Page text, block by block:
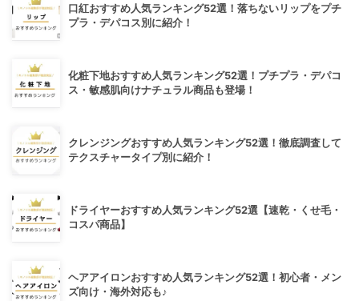
口紅おすすめ人気ランキング52選！落ちないリップをプチ
プラ・デパコス別に紹介！
化粧下地おすすめ人気ランキング52選！プチプラ・デパコ
ス・敏感肌向けナチュラル商品も登場！
クレンジングおすすめ人気ランキング52選！徹底調査して
テクスチャータイプ別に紹介！
ドライヤーおすすめ人気ランキング52選【速乾・くせ毛・
コスパ商品】
ヘアアイロンおすすめ人気ランキング52選！初心者・メン
ズ向け・海外対応も♪